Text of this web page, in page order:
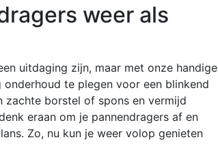
weer als
uitdaging zijn, maar met onze handige
te plegen voor een blinkend
zachte borstel of spons en vermijd
eraan om je pannendragers af en
Zo, nu kun je weer volop genieten